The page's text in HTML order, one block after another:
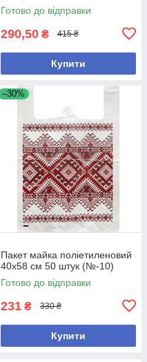
Готово до відправки
290,50 ₴ 415 ₴
Купити
–30%
Пакет майка поліетиленовий
40х58 см 50 штук (№-10)
Готово до відправки
231 ₴ 330 ₴
Купити